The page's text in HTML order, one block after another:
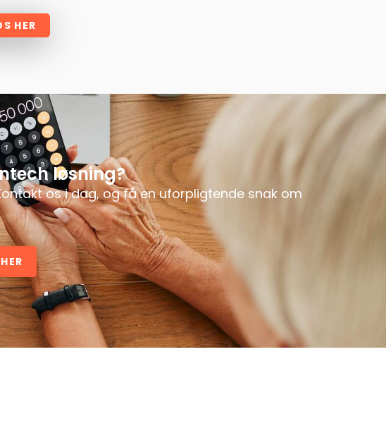
HER
løsning?
os i dag, og få en uforpligtende snak om